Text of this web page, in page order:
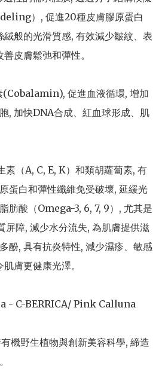
）, 促進20種皮膚膠原蛋白
般的光滑質感, 有效減少皺紋、表
皮膚鬆弛和彈性。
促進血液循環, 增加
, 加快DNA合成、紅血球形成、肌
（A, C, E, K）和類胡蘿蔔素, 有
蛋白和彈性纖維免受破壞, 延緩光
肪酸（Omega-3, 6, 7, 9）, 尤其是
屏障, 減少水分流失, 為肌膚提供滋
酚, 具有抗炎特性, 減少濕疹、敏感
膚更健康光澤。
- C-BERRICA/ Pink Calluna
機野生植物與創新美容科學, 締造